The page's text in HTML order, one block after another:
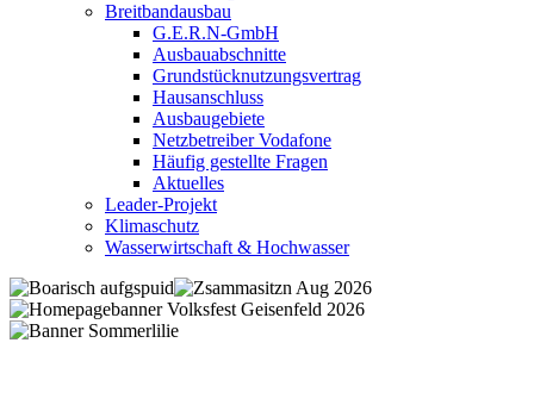
Breitbandausbau
G.E.R.N-GmbH
Ausbauabschnitte
Grundstücknutzungsvertrag
Hausanschluss
Ausbaugebiete
Netzbetreiber Vodafone
Häufig gestellte Fragen
Aktuelles
Leader-Projekt
Klimaschutz
Wasserwirtschaft & Hochwasser